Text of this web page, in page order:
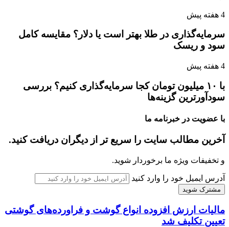
4 هفته پیش
سرمایه‌گذاری در طلا بهتر است یا دلار؟ مقایسه کامل
سود و ریسک
4 هفته پیش
با ۱۰ میلیون تومان کجا سرمایه‌گذاری کنیم؟ بررسی
سودآورترین گزینه‌ها
با عضویت در خبرنامه ما
آخرین مطالب سایت را سریع تر از دیگران دریافت کنید.
و تخفیفات ویژه ما برخوردار شوید.
آدرس ایمیل خود را وارد کنید
مالیات ارزش افزوده انواع گوشت و فراورده‌های گوشتی
تعیین تکلیف شد